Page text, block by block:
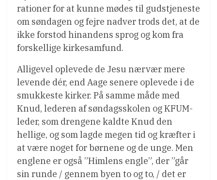
rationer for at kunne mødes til gudstjeneste
om søndagen og fejre nadver trods det, at de
ikke forstod hinandens sprog og kom fra
forskellige kirkesamfund.
Alligevel oplevede de Jesu nærvær mere
levende dér, end Aage senere oplevede i de
smukkeste kirker. På samme måde med
Knud, lederen af søndagsskolen og KFUM-
leder, som drengene kaldte Knud den
hellige, og som lagde megen tid og kræfter i
at være noget for børnene og de unge. Men
englene er også ”Himlens engle”, der ”går
sin runde / gennem byen to og to, / det er